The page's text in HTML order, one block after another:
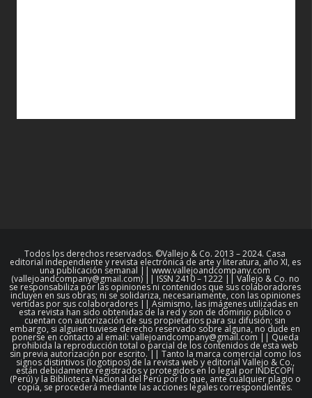
Todos los derechos reservados. ©Vallejo & Co. 2013 – 2024. Casa
editorial independiente y revista electrónica de arte y literatura, año XI, es
una publicación semanal || www.vallejoandcompany.com
(vallejoandcompany@gmail.com) || ISSN 2410 – 1222 || Vallejo & Co. no
se responsabiliza por las opiniones ni contenidos que sus colaboradores
incluyen en sus obras; ni se solidariza, necesariamente, con las opiniones
vertidas por sus colaboradores || Asimismo, las imágenes utilizadas en
esta revista han sido obtenidas de la red y son de dominio público o
cuentan con autorización de sus propietarios para su difusión; sin
embargo, si alguien tuviese derecho reservado sobre alguna, no dude en
ponerse en contacto al email: vallejoandcompany@gmail.com || Queda
prohibida la reproducción total o parcial de los contenidos de esta web
sin previa autorización por escrito. || Tanto la marca comercial como los
signos distintivos (logotipos) de la revista web y editorial Vallejo & Co.,
están debidamente registrados y protegidos en lo legal por INDECOPI
(Perú) y la Biblioteca Nacional del Perú por lo que, ante cualquier plagio o
copia, se procederá mediante las acciones legales correspondientes.